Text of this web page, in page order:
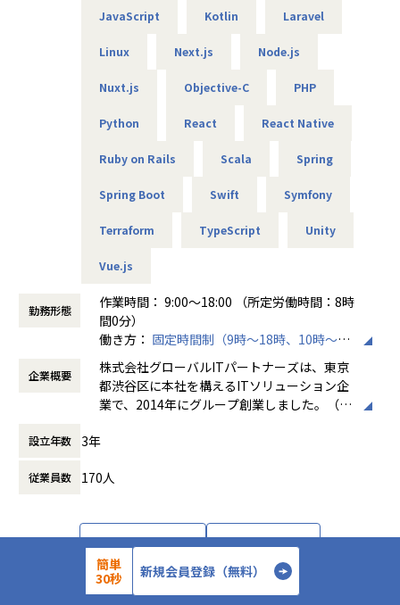
・商船某大手会社向けのクラウドのセキュリティ強化活動
（Azure／AWS）
・クラウド環境構築（AWS／Terraform）
・メーカー向け仮想環境移行（VMware／Windows／Active
【案件選択制度】
広い分野を取り扱っているので、ご自身が本当にやりたい案
すので、ぜひ理想の案件にチャレンジしてください。
【単価公開／単価連動制度】
えて単価のおよそ80％をエンジニアへ還元する仕組みを導入
そうすることによって、
・案件の透明性の確保
・自身の市場価値の把握
・給与などの待遇面の向上
とができます。
■チーム組織構成
当社はこれからも「エンジニアファースト」な会社を目指
し、さまざまな改革を続けていきます。
JavaScript Kotlin Laravel
Linux Next.js Node.js
Nuxt.js Objective-C PHP
Python React React Native
Ruby on Rails Scala Spring
Spring Boot Swift Symfony
Terraform TypeScript Unity
Vue.js
勤務形態
作業時間： 9:00～18:00 （所定労働時間：8時
間0分）
働き方： 固定時間制（9時～18時、10時～19
時など）
時間外労働の有無： 有（月平均3時間～15時
間）
休憩時間： 60分
企業概要
株式会社グローバルITパートナーズは、東京
都渋谷区に本社を構えるITソリューション企
業で、2014年にグループ創業しました。（連
ムエンジニアリングサービス（SES）、ソフ
で、AWSやAzureなどのクラウド構築から業
べる「案件選択制度」や報酬を透明化する
「単価公開制度」を導入し、キャリア形成を
重視。Udemy教材や資格取得支援などスキル
アップ支援も充実しており、IT人材の挑戦を
設立年数 3年
従業員数 170人
詳細を見る
応募する
簡単
30秒
新規会員登録（無料）